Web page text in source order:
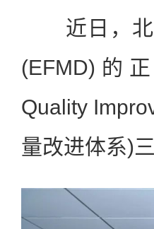
近日，北
(EFMD)的
Quality
量改进体系)